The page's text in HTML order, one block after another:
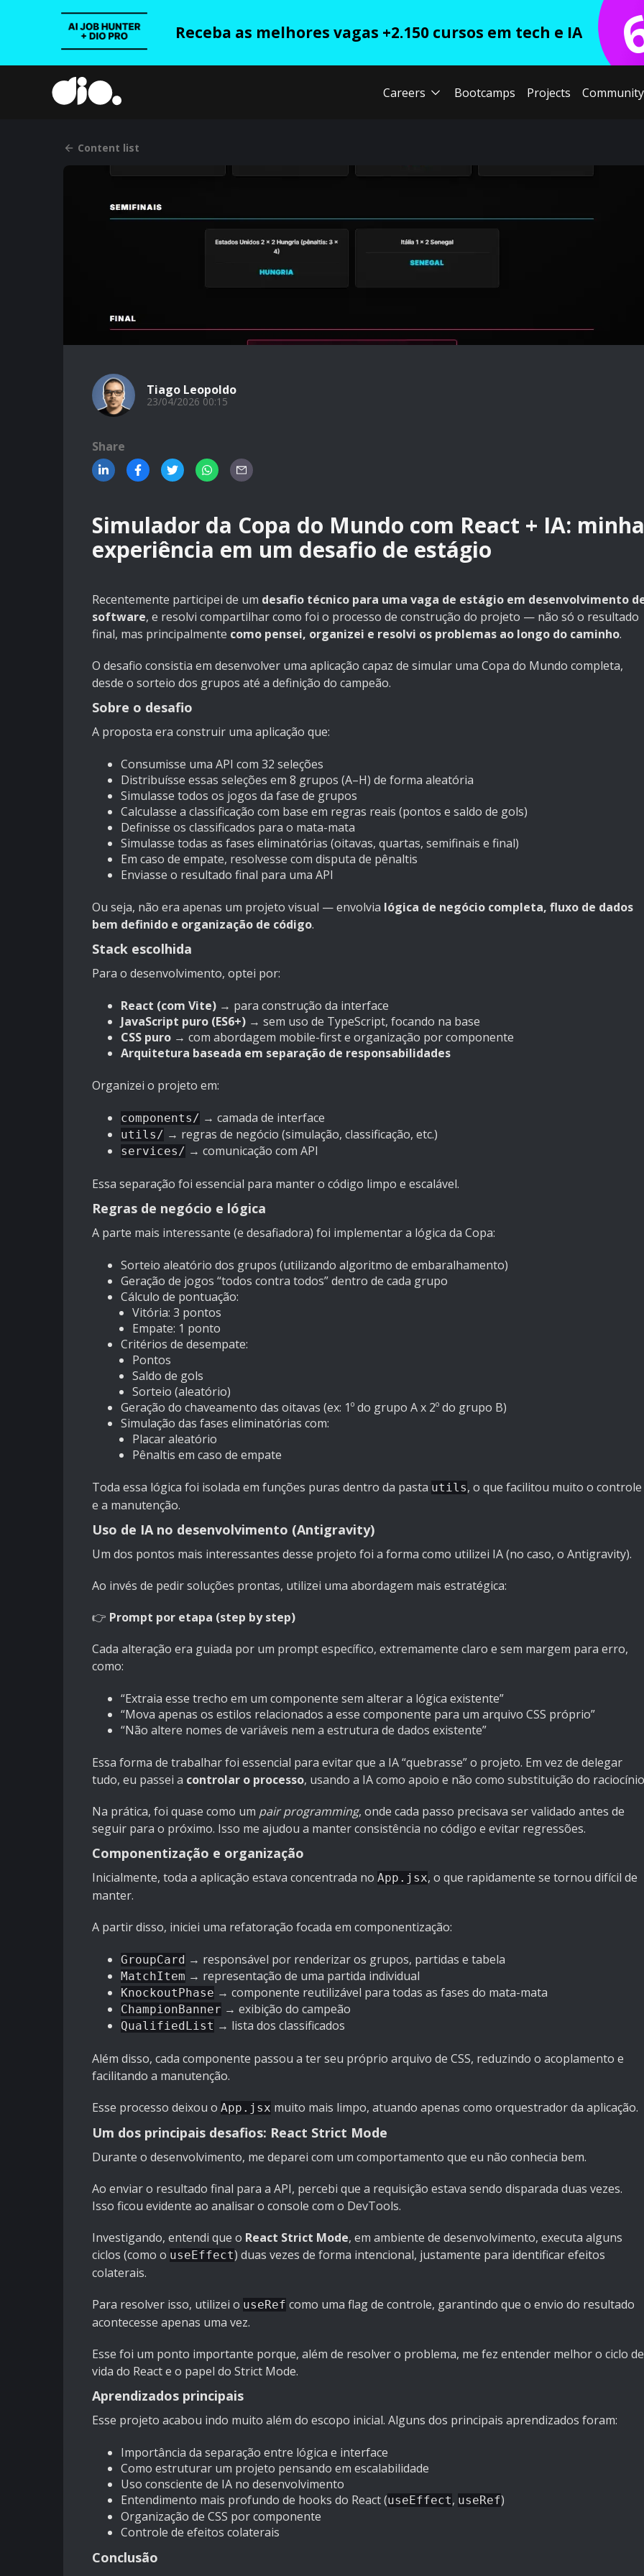
Receba as melhores vagas +2.150 cursos em tech e IA
Careers Bootcamps Projects Community
Content list
Tiago Leopoldo
23/04/2026 00:15
Share
Simulador da Copa do Mundo com React + IA: minha
experiência em um desafio de estágio
Recentemente participei de um desafio técnico para uma vaga de estágio em desenvolvimento
software, e resolvi compartilhar como foi o processo de construção do projeto — não só o resultado
final, mas principalmente como pensei, organizei e resolvi os problemas ao longo do caminho.
O desafio consistia em desenvolver uma aplicação capaz de simular uma Copa do Mundo completa,
desde o sorteio dos grupos até a definição do campeão.
Sobre o desafio
A proposta era construir uma aplicação que:
Consumisse uma API com 32 seleções
Distribuísse essas seleções em 8 grupos (A–H) de forma aleatória
Simulasse todos os jogos da fase de grupos
Calculasse a classificação com base em regras reais (pontos e saldo de gols)
Definisse os classificados para o mata-mata
Simulasse todas as fases eliminatórias (oitavas, quartas, semifinais e final)
Em caso de empate, resolvesse com disputa de pênaltis
Enviasse o resultado final para uma API
Ou seja, não era apenas um projeto visual — envolvia lógica de negócio completa, fluxo de dados
bem definido e organização de código.
Stack escolhida
Para o desenvolvimento, optei por:
React (com Vite) → para construção da interface
JavaScript puro (ES6+) → sem uso de TypeScript, focando na base
CSS puro → com abordagem mobile-first e organização por componente
Arquitetura baseada em separação de responsabilidades
Organizei o projeto em:
components/ → camada de interface
utils/ → regras de negócio (simulação, classificação, etc.)
services/ → comunicação com API
Essa separação foi essencial para manter o código limpo e escalável.
Regras de negócio e lógica
A parte mais interessante (e desafiadora) foi implementar a lógica da Copa:
Sorteio aleatório dos grupos (utilizando algoritmo de embaralhamento)
Geração de jogos “todos contra todos” dentro de cada grupo
Cálculo de pontuação:
Vitória: 3 pontos
Empate: 1 ponto
Critérios de desempate:
Pontos
Saldo de gols
Sorteio (aleatório)
Geração do chaveamento das oitavas (ex: 1º do grupo A x 2º do grupo B)
Simulação das fases eliminatórias com:
Placar aleatório
Pênaltis em caso de empate
Toda essa lógica foi isolada em funções puras dentro da pasta utils, o que facilitou muito o controle
e a manutenção.
Uso de IA no desenvolvimento (Antigravity)
Um dos pontos mais interessantes desse projeto foi a forma como utilizei IA (no caso, o Antigravity).
Ao invés de pedir soluções prontas, utilizei uma abordagem mais estratégica:
👉 Prompt por etapa (step by step)
Cada alteração era guiada por um prompt específico, extremamente claro e sem margem para erro,
como:
“Extraia esse trecho em um componente sem alterar a lógica existente”
“Mova apenas os estilos relacionados a esse componente para um arquivo CSS próprio”
“Não altere nomes de variáveis nem a estrutura de dados existente”
Essa forma de trabalhar foi essencial para evitar que a IA “quebrasse” o projeto. Em vez de delegar
tudo, eu passei a controlar o processo, usando a IA como apoio e não como substituição do
Na prática, foi quase como um pair programming, onde cada passo precisava ser validado antes de
seguir para o próximo. Isso me ajudou a manter consistência no código e evitar regressões.
Componentização e organização
Inicialmente, toda a aplicação estava concentrada no App.jsx, o que rapidamente se tornou difícil de
manter.
A partir disso, iniciei uma refatoração focada em componentização:
GroupCard → responsável por renderizar os grupos, partidas e tabela
MatchItem → representação de uma partida individual
KnockoutPhase → componente reutilizável para todas as fases do mata-mata
ChampionBanner → exibição do campeão
QualifiedList → lista dos classificados
Além disso, cada componente passou a ter seu próprio arquivo de CSS, reduzindo o acoplamento e
facilitando a manutenção.
Esse processo deixou o App.jsx muito mais limpo, atuando apenas como orquestrador da aplicação.
Um dos principais desafios: React Strict Mode
Durante o desenvolvimento, me deparei com um comportamento que eu não conhecia bem.
Ao enviar o resultado final para a API, percebi que a requisição estava sendo disparada duas vezes.
Isso ficou evidente ao analisar o console com o DevTools.
Investigando, entendi que o React Strict Mode, em ambiente de desenvolvimento, executa alguns
ciclos (como o useEffect) duas vezes de forma intencional, justamente para identificar efeitos
colaterais.
Para resolver isso, utilizei o useRef como uma flag de controle, garantindo que o envio do resultado
acontecesse apenas uma vez.
Esse foi um ponto importante porque, além de resolver o problema, me fez entender melhor o ciclo de
vida do React e o papel do Strict Mode.
Aprendizados principais
Esse projeto acabou indo muito além do escopo inicial. Alguns dos principais aprendizados foram:
Importância da separação entre lógica e interface
Como estruturar um projeto pensando em escalabilidade
Uso consciente de IA no desenvolvimento
Entendimento mais profundo de hooks do React (useEffect, useRef)
Organização de CSS por componente
Controle de efeitos colaterais
Conclusão